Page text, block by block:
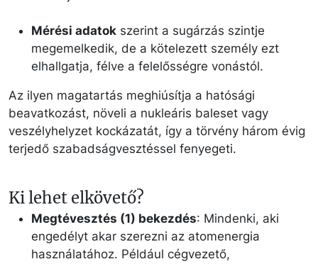
Mérési adatok szerint a sugárzás szintje
megemelkedik, de a kötelezett személy ezt
elhallgatja, félve a felelősségre vonástól.
Az ilyen magatartás meghiúsítja a hatósági
beavatkozást, növeli a nukleáris baleset vagy
veszélyhelyzet kockázatát, így a törvény három évig
terjedő szabadságvesztéssel fenyegeti.
Ki lehet elkövető?
Megtévesztés (1) bekezdés: Mindenki, aki
engedélyt akar szerezni az atomenergia
használatához. Például cégvezető,